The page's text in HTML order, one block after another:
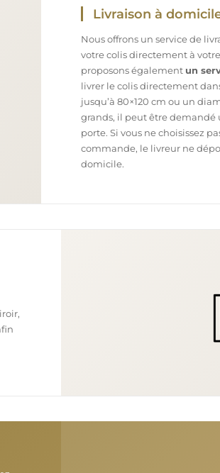
Livraison à
Nous offrons un service de
votre colis directement à
proposons également un
livrer le colis directement
jusqu’à 80×120 cm ou un
grands, il peut être demandé
porte. Si vous ne choisissez
commande, le livreur ne
domicile.